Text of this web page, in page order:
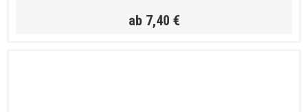
ab 7,40 €